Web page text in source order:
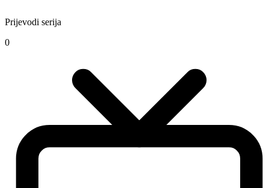
Prijevodi serija
0